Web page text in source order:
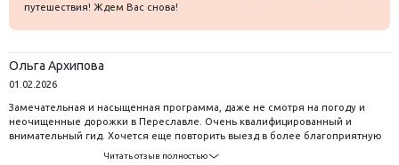
путешествия! Ждем Вас снова!
Ольга Архипова
01.02.2026
Замечательная и насыщенная программа, даже не смотря на погоду и
неочищенные дорожки в Переславле. Очень квалифицированный и
внимательный гид. Хочется еще повторить выезд в более благоприятную
Читать отзыв полностью